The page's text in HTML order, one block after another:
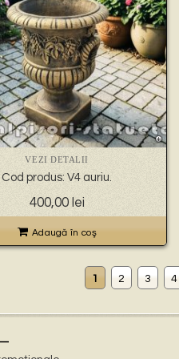
VEZI DETALII
Cod produs: V4 auriu.
400,00 lei
Adaugă în coş
1 2 3 4